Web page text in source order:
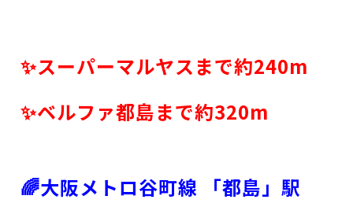
✨スーパーマルヤスまで約240m
✨ベルファ都島まで約320m
🌈大阪メトロ谷町線 「都島」駅